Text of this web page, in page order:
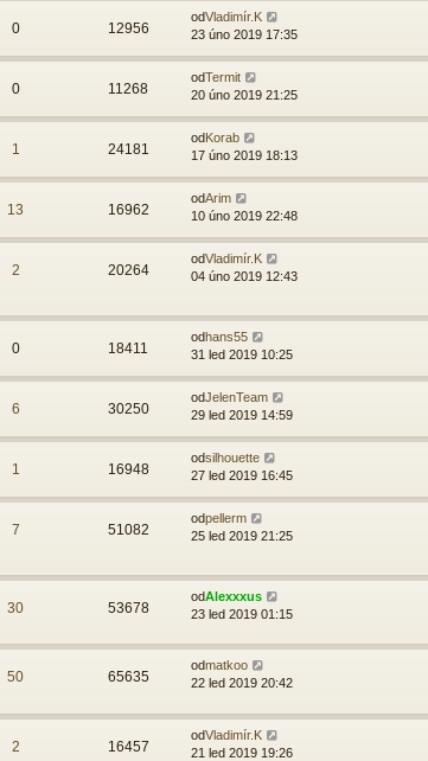
0 12956
odVladimír.K
23 úno 2019 17:35
0 11268
odTermit
20 úno 2019 21:25
1 24181
odKorab
17 úno 2019 18:13
13 16962
odArim
10 úno 2019 22:48
2 20264
odVladimír.K
04 úno 2019 12:43
0 18411
odhans55
31 led 2019 10:25
6 30250
odJelenTeam
29 led 2019 14:59
1 16948
odsilhouette
27 led 2019 16:45
7 51082
odpellerm
25 led 2019 21:25
30 53678
odAlexxxus
23 led 2019 01:15
50 65635
odmatkoo
22 led 2019 20:42
2 16457
odVladimír.K
21 led 2019 19:26